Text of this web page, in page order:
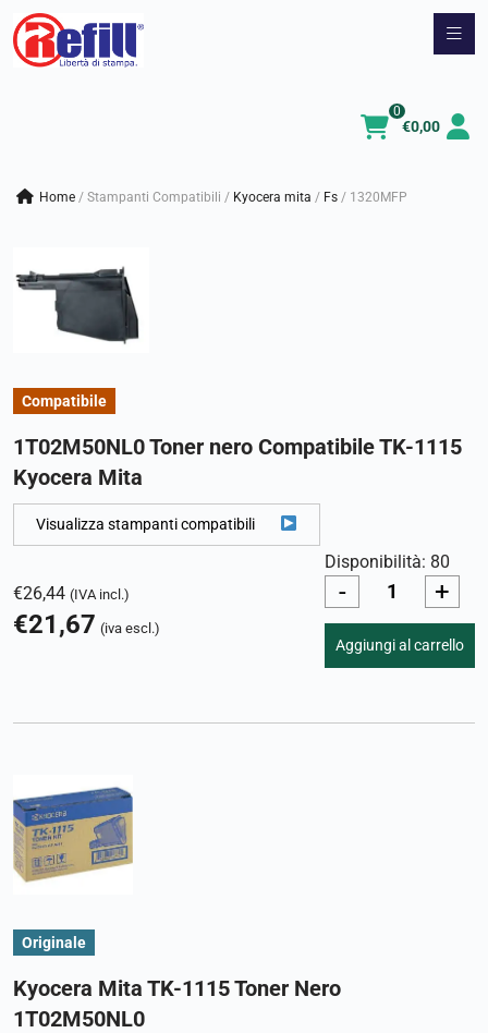
Vai
€0,00
0
Home / Stampanti Compatibili / kyocera mita / fs / 1320MFP
Compatibile
1T02M50NL0 Toner nero Compatibile TK-1115
Kyocera Mita
Visualizza stampanti compatibili
€26,44 (IVA incl.)
€21,67 (iva escl.)
Disponibilità: 80
- +
Aggiungi al carrello
Originale
Kyocera Mita TK-1115 Toner Nero
1T02M50NL0